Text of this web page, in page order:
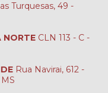
Turquesas, 49 -
NORTE CLN 113 - C -
Rua Navirai, 612 -